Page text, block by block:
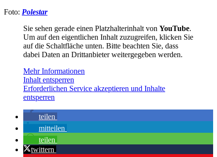
Foto: Polestar
Sie sehen gerade einen Platzhalterinhalt von YouTube.
Um auf den eigentlichen Inhalt zuzugreifen, klicken Sie
auf die Schaltfläche unten. Bitte beachten Sie, dass
dabei Daten an Drittanbieter weitergegeben werden.
Mehr Informationen
Inhalt entsperren
Erforderlichen Service akzeptieren und Inhalte
entsperren
teilen
mitteilen
teilen
twittern